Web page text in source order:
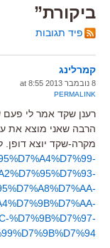
ביקורת”
פיד תגובות
קמרלינג
8 נובמבר 2013 at 8:55
PERMALINK
רענן שקד אמר לי פעם
הרבה שאני מוצא את
מקרה-שקד יוצא דופן.
%D7%9B%D7%97-